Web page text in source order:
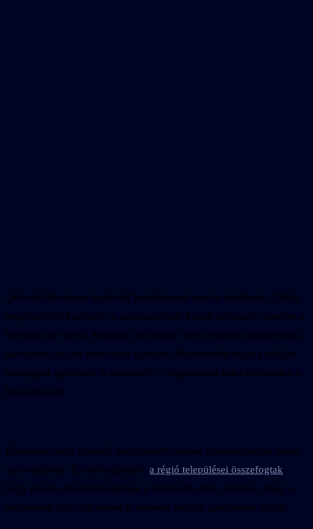
„Kincel Mariánnal áprilistól foglalkozunk ezzel a kérdéssel. Újfajta
megközelítést kezdtünk: a szúnyoglárvák irtását tervezzük, amelyre a
hétvégén sor kerül. Mintegy 130 hektár vizes területen megtörténik a
lárvairtás, ez ezer eurót vesz igénybe. Mindemellett majd a kifejlett
szúnyogok gyérítését is tervezzük” – fogalmazott érdeklődésünkre a
hivatalvezető.
Elmondta, hogy ezentúl, komplexebb módon kívánnak elejét venni
az inváziónak. Ezt elősegítendő, a régió települései összefogtak,
hogy közös erővel harcoljanak a vérszívók ellen, tekintve, hogy a
szúnyogok több kilométert is képesek repülni gazdatestet találni.